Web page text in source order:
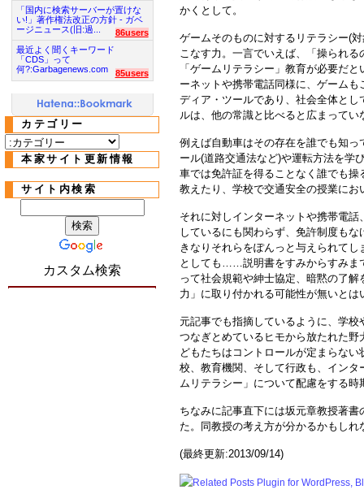
かくとして。
ゲームそのものに対するリテラシー(
こなす力。一言でいえば、「操られ
「ゲームリテラシー」教育が必要だ
ーネットや携帯電話同様に、ゲーム
ディア・ツールであり、社会全体と
ルは、他の常識と比べると広まってい
例えば自動車はその存在を誰でも知
ール(道路交通法など)や運転方法を学
車では免許証を得ることなく誰でも
教えたり、学校で交通安全の授業に
それに対しインターネットや携帯電
しているにも関わらず、免許制度も
きなりそれらをぽんっと与えられて
としても……説明書をすみからすみま
って社会規範や紳士協定、暗黙の了
力」に取り付かれる可能性が無いとは
元記事でも指摘しているように、学
つなぎとめているヒモから放たれた
どもたちはコントロールが定まらな
校、教育機関、そして行政も、イン
ムリテラシー」について配慮をする時
ちなみに記事直下には坂元章教授著
た。同教授の考え方が分かるかもしれ
(最終更新:2013/09/14)
「国内に検索サーバーが置けな
い!」著作権法改正の方針 - ガベ
ージニュース(旧:過...
86users
最近よく聞くキーワード
「CDS」って
何?:Garbagenews.com
85users
カテゴリー
本家サイト更新情報
サイト内検索
カスタム検索